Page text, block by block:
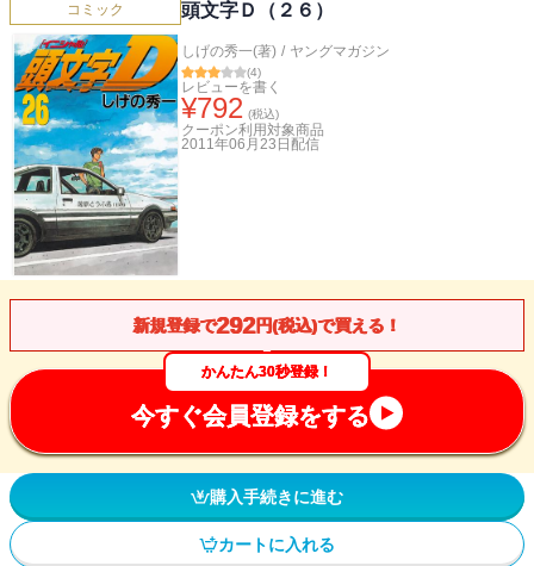
コミック 頭文字Ｄ（２６）
しげの秀一(著) / ヤングマガジン
(4)
レビューを書く
¥792 (税込)
クーポン利用対象商品
2011年06月23日 配信
新規登録で292円(税込)で買える！
かんたん30秒登録！
今すぐ会員登録をする
購入手続きに進む
カートに入れる